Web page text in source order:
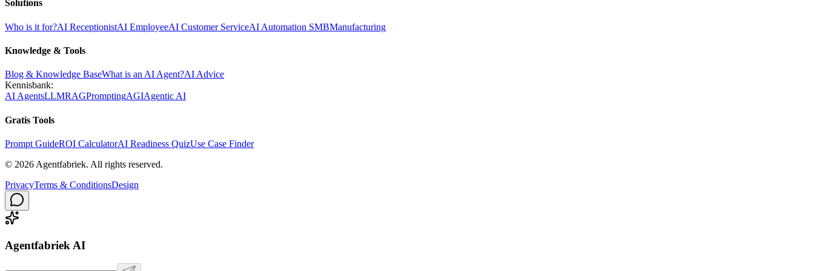
Solutions
Who is it for?AI ReceptionistAI EmployeeAI Customer ServiceAI Automation SMBManufacturing
Knowledge & Tools
Blog & Knowledge BaseWhat is an AI Agent?AI Advice
Kennisbank:
AI AgentsLLMRAGPromptingAGIAgentic AI
Gratis Tools
Prompt GuideROI CalculatorAI Readiness QuizUse Case Finder
© 2026 Agentfabriek. All rights reserved.
PrivacyTerms & ConditionsDesign
Agentfabriek AI